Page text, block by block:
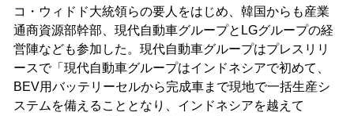
コ・ウィドド大統領らの要人をはじめ、韓国からも産業
通商資源部幹部、現代自動車グループとLGグループの経
営陣なども参加した。現代自動車グループはプレスリリ
ースで「現代自動車グループはインドネシアで初めて、
BEV用バッテリーセルから完成車まで現地で一括生産シ
ステムを備えることとなり、インドネシアを越えて